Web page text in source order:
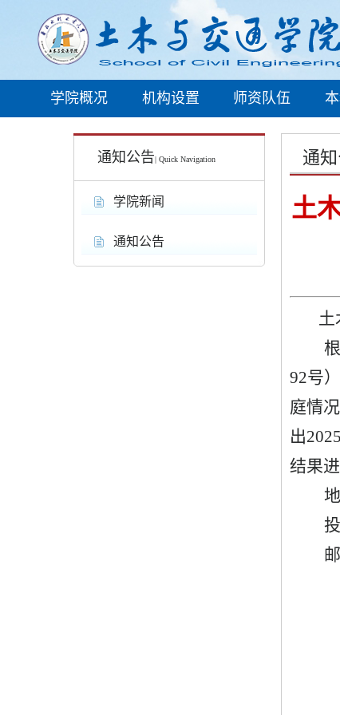
学院概况 机构设置 师资队伍
通知公告| Quick Navigation
学院新闻
通知公告
通
土
土
92号
庭情
出
结果